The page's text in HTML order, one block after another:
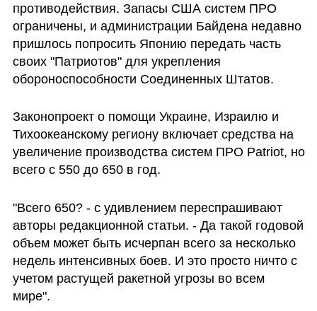
противодействия. Запасы США систем ПРО
ограничены, и администрации Байдена недавно
пришлось попросить Японию передать часть
своих "Патриотов" для укрепления
обороноспособности Соединенных Штатов.
Законопроект о помощи Украине, Израилю и
Тихоокеанскому региону включает средства на
увеличение производства систем ПРО Patriot, но
всего с 550 до 650 в год.
"Всего 650? - с удивлением переспрашивают
авторы редакционной статьи. - Да такой годовой
объем может быть исчерпан всего за несколько
недель интенсивных боев. И это просто ничто с
учетом растущей ракетной угрозы во всем
мире".